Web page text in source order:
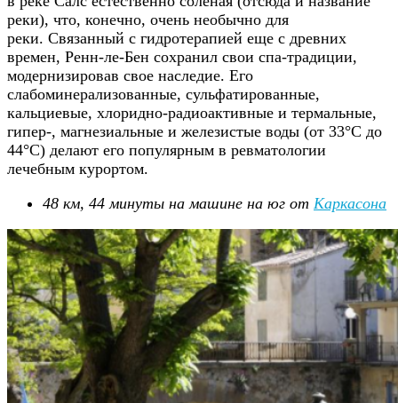
реки), что, конечно, очень необычно для
реки. Связанный с гидротерапией еще с древних
времен, Ренн-ле-Бен сохранил свои спа-традиции,
модернизировав свое наследие. Его
слабоминерализованные, сульфатированные,
кальциевые, хлоридно-радиоактивные и термальные,
гипер-, магнезиальные и железистые воды (от 33°C до
44°C) делают его популярным в ревматологии
лечебным курортом.
48 км, 44 минуты на машине на юг от Каркасона